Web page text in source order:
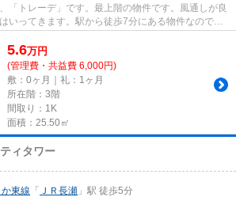
「トレーデ」です。最上階の物件です。風通しが良
いってきます。駅から徒歩7分にある物件なので、
で...
5.6万円
(管理費・共益費 6,000円)
敷：0ヶ月｜礼：1ヶ月
所在階：3階
間取り：1K
面積：25.50㎡
ィタワー
東線 「 ＪＲ長瀬 」駅 徒歩5分